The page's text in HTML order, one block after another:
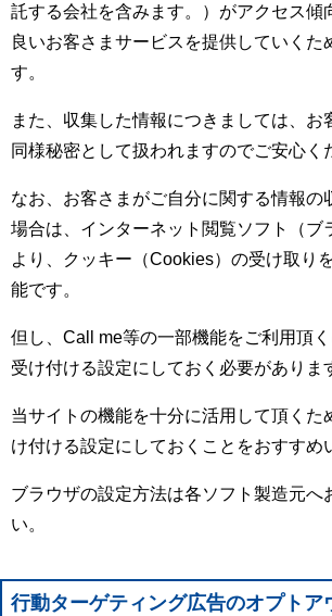
託する会社を含みます。）がアクセス傾
良いお客さまサービスを提供していくた
す。
また、収集した情報につきましては、お
同様秘密として扱われますのでご安心く
なお、お客さまがご自分に関する情報の
場合は、インターネット閲覧ソフト（ブ
より、クッキー（Cookies）の受け取り
能です。
但し、Call me等の一部機能をご利用頂
受け付ける設定にしておく必要がありま
当サイトの機能を十分に活用して頂くた
け付ける設定にしておくことをおすすめ
ブラウザの設定方法は各ソフト製造元へ
い。
行動ターゲティング広告のオプトア